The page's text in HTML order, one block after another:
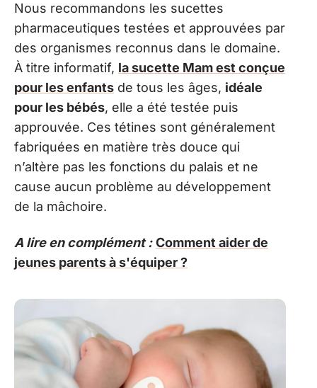
Nous recommandons les sucettes
pharmaceutiques testées et approuvées par
des organismes reconnus dans le domaine.
À titre informatif, la sucette Mam est conçue
pour les enfants de tous les âges, idéale
pour les bébés, elle a été testée puis
approuvée. Ces tétines sont généralement
fabriquées en matière très douce qui
n’altère pas les fonctions du palais et ne
cause aucun problème au développement
de la mâchoire.
A lire en complément : Comment aider de
jeunes parents à s'équiper ?